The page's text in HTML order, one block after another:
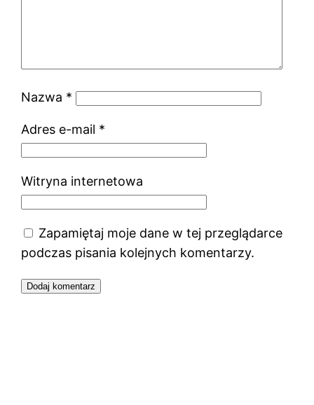
Nazwa *
Adres e-mail *
Witryna internetowa
Zapamiętaj moje dane w tej przeglądarce
podczas pisania kolejnych komentarzy.